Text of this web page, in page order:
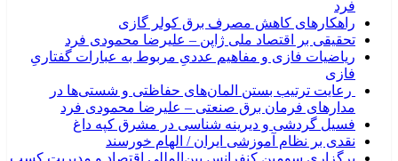
فرد
راهکارهای کاهش مصرف برق کولر گازی
تحقیقی بر اقتصاد ملی ژاپن – علیرضا محمودی فرد
ریاضیات فازی و مفاهیم عددیِ مربوط به عبارات گفتاریِ
فازی
رعایت ترتیب بستن المان‌های حفاظتی و شستی‌ها در
مدارهای فرمان برق صنعتی – علیرضا محمودی فرد
فسیل گردشی و دیرینه شناسی در مشرق کپه داغ
نقدی بر نظام آموزشی ایران / الهام خورسند
برگزاری سومین کنفرانس بین‌المللی اقتصاد و مدیریت کسب